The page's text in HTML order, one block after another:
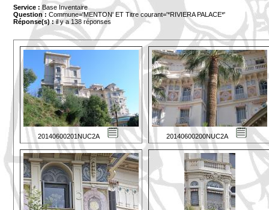
Service : Base Inventaire
Question : Commune='MENTON' ET Titre courant='*RIVIERA PALACE*'
Réponse(s) :il y a 138 réponses
20140600201NUC2A 20140600200NUC2A